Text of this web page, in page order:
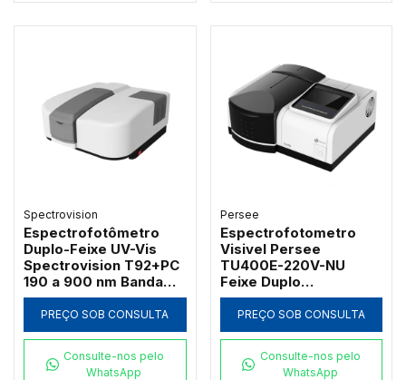
Spectrovision
Espectrofotômetro
Duplo-Feixe UV-Vis
Spectrovision T92+PC
190 a 900 nm Banda
Variável
PREÇO SOB CONSULTA
Consulte-nos pelo
WhatsApp
Persee
Espectrofotometro
Visivel Persee
TU400E-220V-NU
Feixe Duplo
Proporcional com Tela
Touch Screen 7" e
Suporte 8 Cubetas
PREÇO SOB CONSULTA
Consulte-nos pelo
WhatsApp